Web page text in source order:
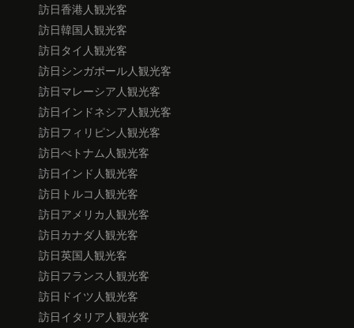
訪日香港人観光客
訪日韓国人観光客
訪日タイ人観光客
訪日シンガポール人観光客
訪日マレーシア人観光客
訪日インドネシア人観光客
訪日フィリピン人観光客
訪日べトナム人観光客
訪日インド人観光客
訪日トルコ人観光客
訪日アメリカ人観光客
訪日カナダ人観光客
訪日英国人観光客
訪日フランス人観光客
訪日ドイツ人観光客
訪日イタリア人観光客